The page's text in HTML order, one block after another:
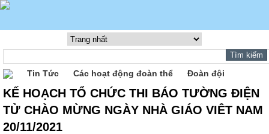
Tin Tức Các hoạt động đoàn thể Đoàn đội
KẾ HOẠCH TỔ CHỨC THI BÁO TƯỜNG ĐIỆN
TỬ CHÀO MỪNG NGÀY NHÀ GIÁO VIÊT NAM
20/11/2021